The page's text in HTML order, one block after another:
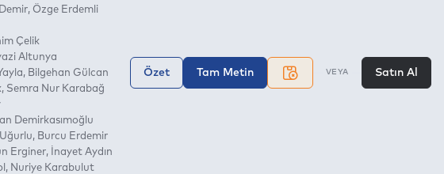
Özge Erdemli
Çelik
Altunya
Bilgehan Gülcan
Semra Nur Karabağ
Demirkasımoğlu
Burcu Erdemir
Erginer
İnayet Aydın
Nuriye Karabulut
Özet Tam Metin VEYA Satın Al